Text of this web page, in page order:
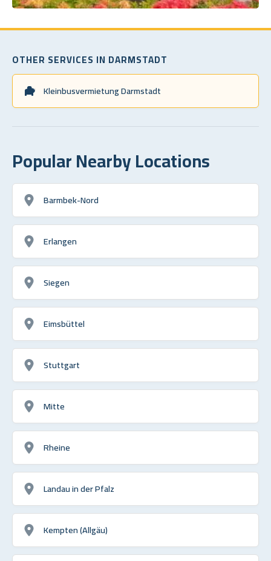
OTHER SERVICES IN DARMSTADT
Kleinbusvermietung Darmstadt
Popular Nearby Locations
Barmbek-Nord
Erlangen
Siegen
Eimsbüttel
Stuttgart
Mitte
Rheine
Landau in der Pfalz
Kempten (Allgäu)